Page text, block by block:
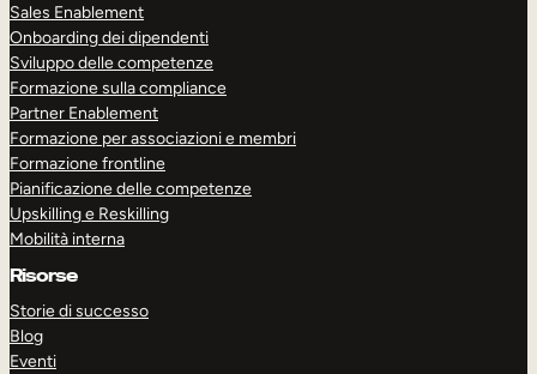
Sales Enablement
Onboarding dei dipendenti
Sviluppo delle competenze
Formazione sulla compliance
Partner Enablement
Formazione per associazioni e membri
Formazione frontline
Pianificazione delle competenze
Upskilling e Reskilling
Mobilità interna
Risorse
Storie di successo
Blog
Eventi